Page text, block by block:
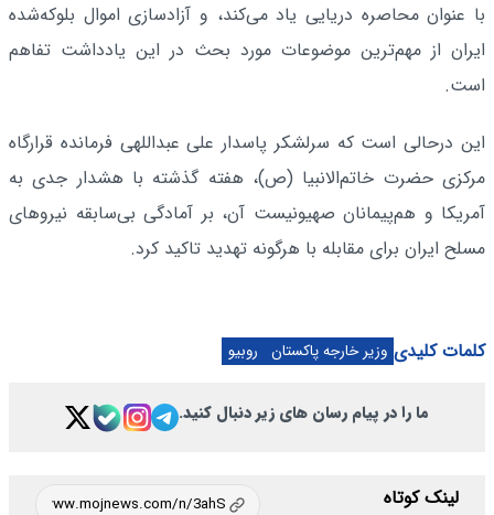
با عنوان محاصره دریایی یاد می‌کند، و آزادسازی اموال بلوکه‌شده
ایران از مهم‌ترین موضوعات مورد بحث در این یادداشت تفاهم
است.
این درحالی است که سرلشکر پاسدار علی عبداللهی فرمانده قرارگاه
مرکزی حضرت خاتم‌الانبیا (ص)، هفته گذشته با هشدار جدی به
آمریکا و هم‌پیمانان صهیونیست آن، بر آمادگی بی‌سابقه نیروهای
مسلح ایران برای مقابله با هرگونه تهدید تاکید کرد.
کلمات کلیدی وزیر خارجه پاکستان روبیو
ما را در پیام رسان های زیر دنبال کنید.
لینک کوتاه